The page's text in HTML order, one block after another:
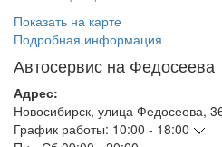
Показать на карте
Подробная информация
Автосервис на Федосеева
Адрес:
Новосибирск, улица Федосеева,
График работы: 10:00 - 18:00